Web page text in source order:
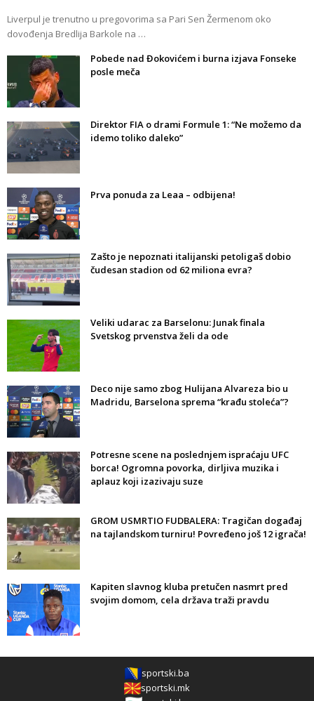
Liverpul je trenutno u pregovorima sa Pari Sen Žermenom oko
dovođenja Bredlija Barkole na …
Pobede nad Đokovićem i burna izjava Fonseke
posle meča
Direktor FIA o drami Formule 1: “Ne možemo da
idemo toliko daleko”
Prva ponuda za Leaa – odbijena!
Zašto je nepoznati italijanski petoligaš dobio
čudesan stadion od 62 miliona evra?
Veliki udarac za Barselonu: Junak finala
Svetskog prvenstva želi da ode
Deco nije samo zbog Hulijana Alvareza bio u
Madridu, Barselona sprema “krađu stoleća”?
Potresne scene na poslednjem ispraćaju UFC
borca! Ogromna povorka, dirljiva muzika i
aplauz koji izazivaju suze
GROM USMRTIO FUDBALERA: Tragičan događaj
na tajlandskom turniru! Povređeno još 12 igrača!
Kapiten slavnog kluba pretučen nasmrt pred
svojim domom, cela država traži pravdu
sportski.ba
sportski.mk